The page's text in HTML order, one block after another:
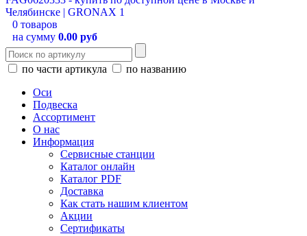
0 товаров
на сумму 0.00 руб
по части артикула
по названию
Оси
Подвеска
Ассортимент
О нас
Информация
Сервисные станции
Каталог онлайн
Каталог PDF
Доставка
Как стать нашим клиентом
Акции
Сертификаты